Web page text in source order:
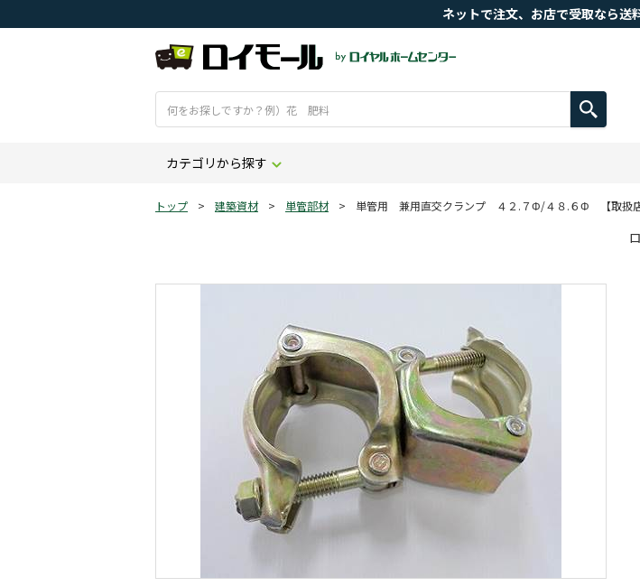
ネットで注文、お店で受取なら送
カテゴリから探す
トップ > 建築資材 > 単管部材 > 単管用 兼用直交クランプ ４２.７Φ/４８.６Φ 【取扱店